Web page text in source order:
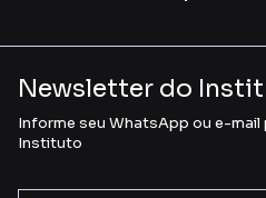
Newsletter do
Informe seu WhatsApp ou e-
Instituto